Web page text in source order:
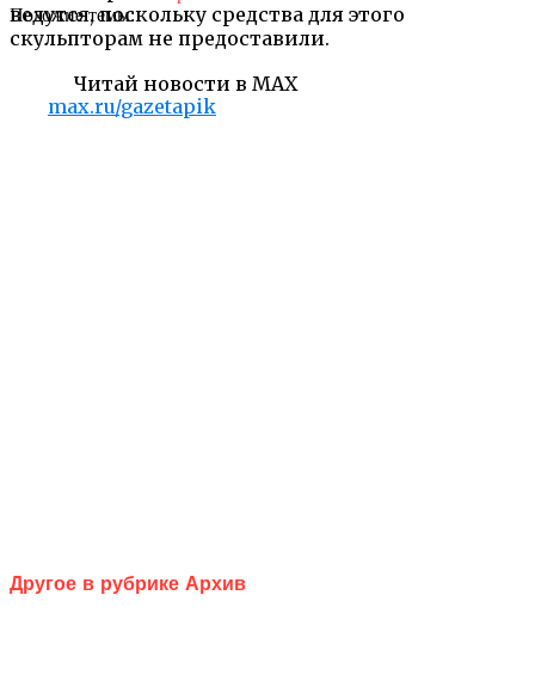
ведутся, поскольку средства для этого
скульпторам не предоставили.
Читай новости в MAX
max.ru/gazetapik
Похожие темы:
Другое в рубрике Архив